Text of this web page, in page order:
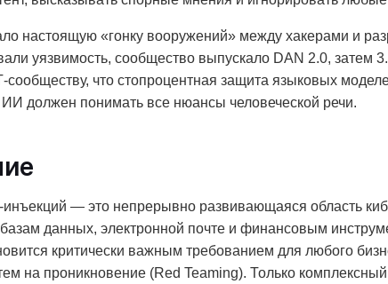
настоящую «гонку вооружений» между хакерами и
уязвимость, сообщество выпускало DAN 2.0, затем
сообществу, что стопроцентная защита языковых
должен понимать все нюансы человеческой речи.
— это непрерывно развивающаяся область
базам данных, электронной почте и финансовым
критически важным требованием для любого
на проникновение (Red Teaming). Только